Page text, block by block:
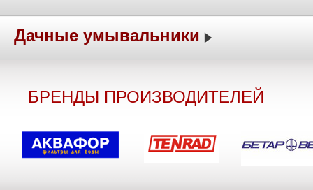
Дачные умывальники
БРЕНДЫ ПРОИЗВОДИТЕЛЕЙ